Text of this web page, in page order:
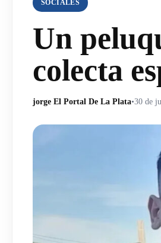
SOCIALES
Un
colecta
jorge El Portal De La Plata•30 de